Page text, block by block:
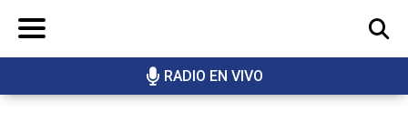
RADIO EN VIVO
BUSCAR